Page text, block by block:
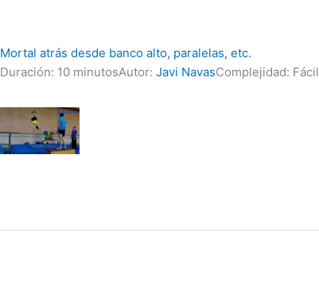
Mortal atrás desde banco alto, paralelas, etc.
Duración: 10 minutosAutor:Javi NavasComplejidad: Fácil